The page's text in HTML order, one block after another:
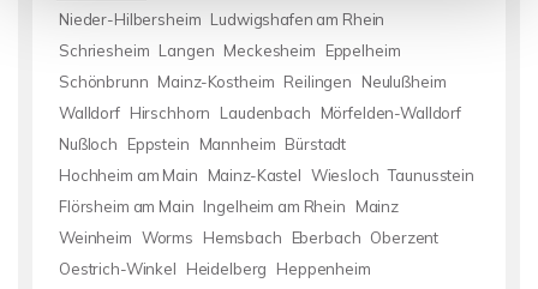
Nieder-Hilbersheim Ludwigshafen am Rhein
Schriesheim Langen Meckesheim
Eppelheim
Schönbrunn Mainz-Kostheim Reilingen
Neulußheim
Walldorf Hirschhorn Laudenbach
Mörfelden-Walldorf
Nußloch
Eppstein Mannheim Bürstadt
Hochheim am Main
Mainz-Kastel Wiesloch Taunusstein
Flörsheim am Main Ingelheim am Rhein
Mainz
Weinheim Worms Hemsbach Eberbach Oberzent
Oestrich-Winkel
Heidelberg
Heppenheim